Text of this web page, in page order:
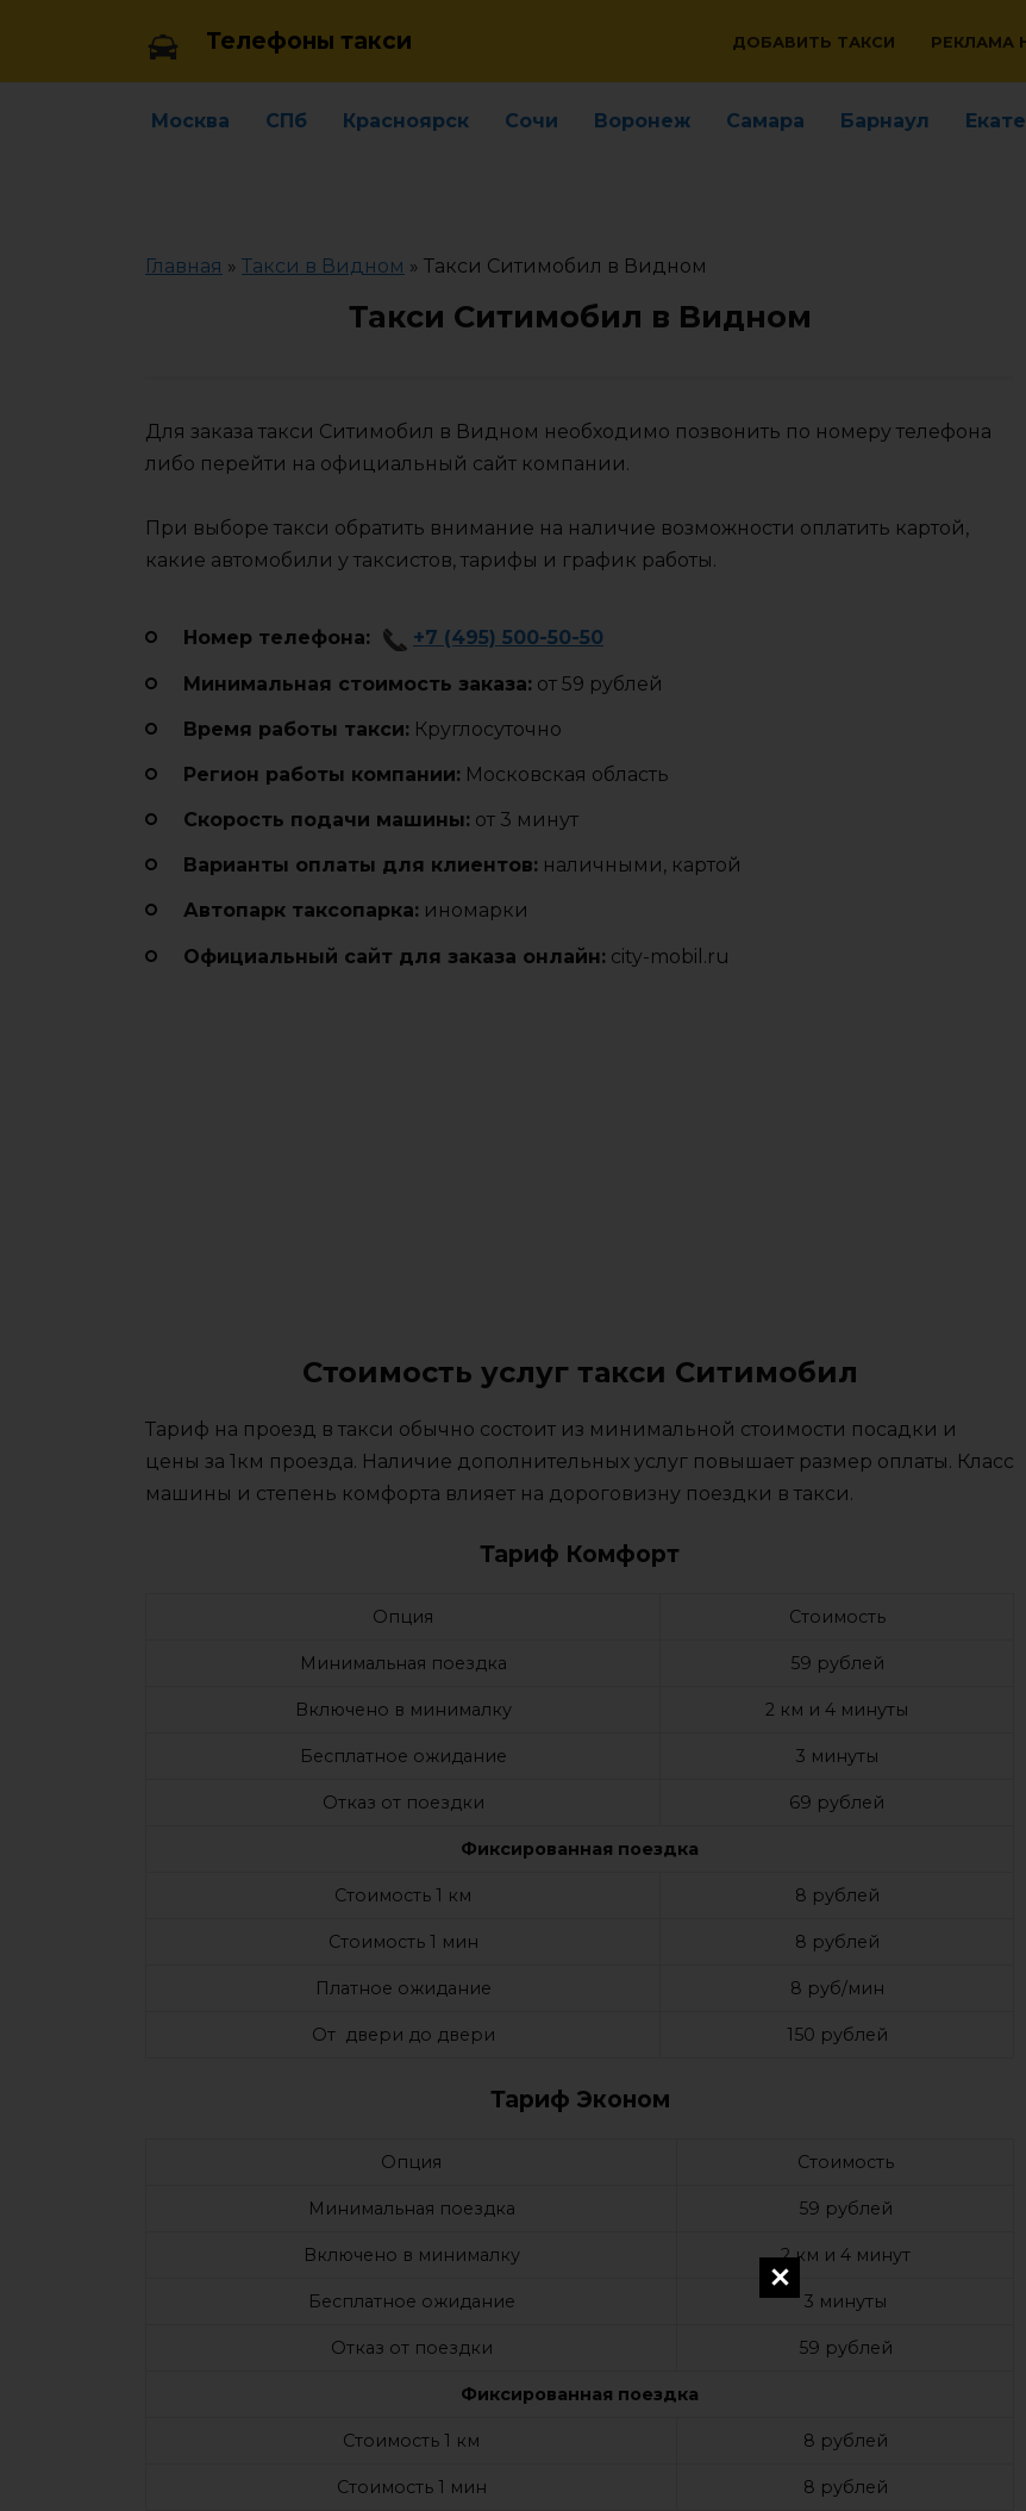
Телефоны такси ДОБАВИТЬ ТАКСИ РЕКЛАМА
Москва СПб Красноярск Сочи Воронеж Самара Барнаул
Главная » Такси в Видном » Такси Ситимобил в Видном
Такси Ситимобил в Видном
Для заказа такси Ситимобил в Видном необходимо позвонить по номеру телефона
либо перейти на официальный сайт компании.
При выборе такси обратить внимание на наличие возможности оплатить картой,
какие автомобили у таксистов, тарифы и график работы.
Номер телефона: +7 (495) 500-50-50
Минимальная стоимость заказа: от 59 рублей
Время работы такси: Круглосуточно
Регион работы компании: Московская область
Cкорость подачи машины: от 3 минут
Варианты оплаты для клиентов: наличными, картой
Автопарк таксопарка: иномарки
Официальный сайт для заказа онлайн: city-mobil.ru
Стоимость услуг такси Ситимобил
Тариф на проезд в такси обычно состоит из минимальной стоимости посадки и
цены за 1км проезда. Наличие дополнительных услуг повышает размер оплаты. Класс
машины и степень комфорта влияет на дороговизну поездки в такси.
Тариф Комфорт
Опция Стоимость
Минимальная поездка 59 рублей
Включено в минималку 2 км и 4 минуты
Бесплатное ожидание 3 минуты
Отказ от поездки 69 рублей
Фиксированная поездка
Стоимость 1 км 8 рублей
Стоимость 1 мин 8 рублей
Платное ожидание 8 руб/мин
От двери до двери 150 рублей
Тариф Эконом
Опция Стоимость
Минимальная поездка 59 рублей
Включено в минималку 2 км и 4 минут
Бесплатное ожидание 3 минуты
Отказ от поездки 59 рублей
Фиксированная поездка
Стоимость 1 км 8 рублей
Стоимость 1 мин 8 рублей